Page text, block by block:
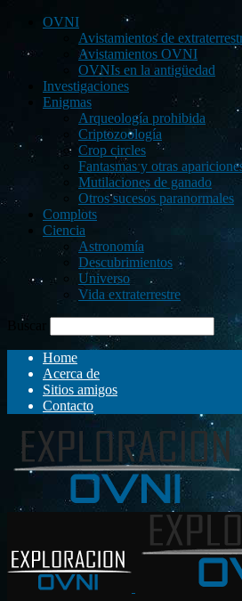
OVNI
Avistamientos de
Avistamientos OVNI
OVNIs en la antigüedad
Investigaciones
Enigmas
Arqueología prohibida
Criptozoología
Crop circles
Fantasmas y otras
Mutilaciones de ganado
Otros sucesos paranormales
Complots
Ciencia
Astronomía
Descubrimientos
Universo
Vida extraterrestre
Buscar
Home
Acerca de
Sitios amigos
Contacto